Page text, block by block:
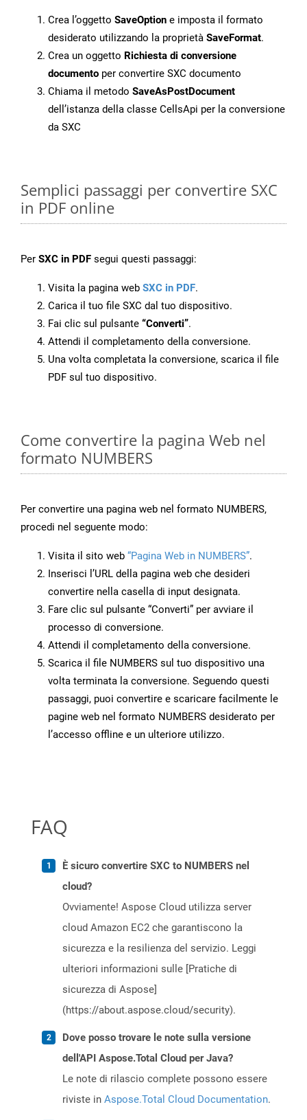
Crea l’oggetto SaveOption e imposta il formato
desiderato utilizzando la proprietà SaveFormat.
Crea un oggetto Richiesta di conversione
documento per convertire SXC documento
Chiama il metodo SaveAsPostDocument
dell’istanza della classe CellsApi per la conversione
da SXC
Semplici passaggi per convertire SXC
in PDF online
Per SXC in PDF segui questi passaggi:
Visita la pagina web SXC in PDF.
Carica il tuo file SXC dal tuo dispositivo.
Fai clic sul pulsante “Converti”.
Attendi il completamento della conversione.
Una volta completata la conversione, scarica il file
PDF sul tuo dispositivo.
Come convertire la pagina Web nel
formato NUMBERS
Per convertire una pagina web nel formato NUMBERS,
procedi nel seguente modo:
Visita il sito web “Pagina Web in NUMBERS”.
Inserisci l’URL della pagina web che desideri
convertire nella casella di input designata.
Fare clic sul pulsante “Converti” per avviare il
processo di conversione.
Attendi il completamento della conversione.
Scarica il file NUMBERS sul tuo dispositivo una
volta terminata la conversione. Seguendo questi
passaggi, puoi convertire e scaricare facilmente le
pagine web nel formato NUMBERS desiderato per
l’accesso offline e un ulteriore utilizzo.
FAQ
È sicuro convertire SXC to NUMBERS nel
cloud?
Ovviamente! Aspose Cloud utilizza server
cloud Amazon EC2 che garantiscono la
sicurezza e la resilienza del servizio. Leggi
ulteriori informazioni sulle [Pratiche di
sicurezza di Aspose]
(https://about.aspose.cloud/security).
Dove posso trovare le note sulla versione
dell'API Aspose.Total Cloud per Java?
Le note di rilascio complete possono essere
riviste in Aspose.Total Cloud Documentation.